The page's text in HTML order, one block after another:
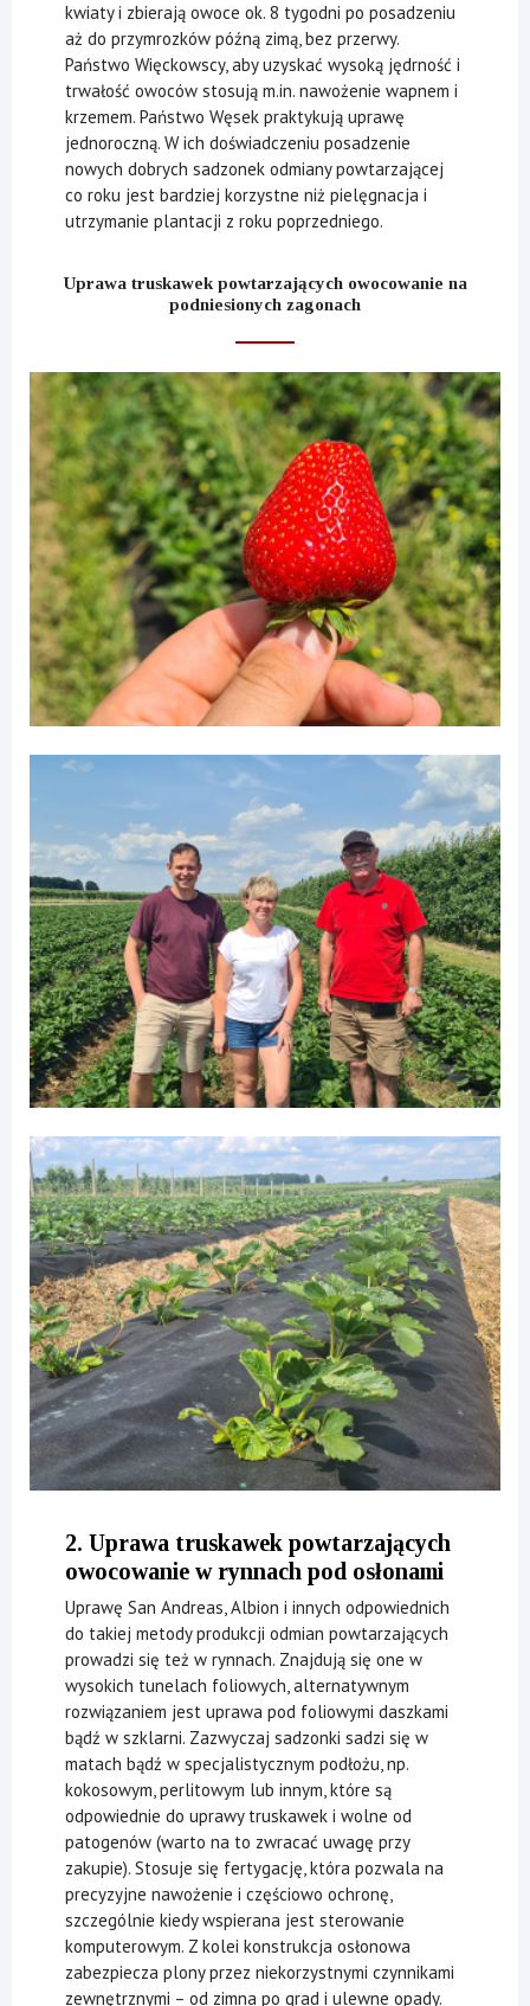
kwiaty i zbierają owoce ok. 8 tygodni po posadzeniu
aż do przymrozków późną zimą, bez przerwy.
Państwo Więckowscy, aby uzyskać wysoką jędrność i
trwałość owoców stosują m.in. nawożenie wapnem i
krzemem. Państwo Węsek praktykują uprawę
jednoroczną. W ich doświadczeniu posadzenie
nowych dobrych sadzonek odmiany powtarzającej
co roku jest bardziej korzystne niż pielęgnacja i
utrzymanie plantacji z roku poprzedniego.
Uprawa truskawek powtarzających owocowanie na
podniesionych zagonach
2. Uprawa truskawek powtarzających
owocowanie w rynnach pod osłonami
Uprawę San Andreas, Albion i innych odpowiednich
do takiej metody produkcji odmian powtarzających
prowadzi się też w rynnach. Znajdują się one w
wysokich tunelach foliowych, alternatywnym
rozwiązaniem jest uprawa pod foliowymi daszkami
bądź w szklarni. Zazwyczaj sadzonki sadzi się w
matach bądź w specjalistycznym podłożu, np.
kokosowym, perlitowym lub innym, które są
odpowiednie do uprawy truskawek i wolne od
patogenów (warto na to zwracać uwagę przy
zakupie). Stosuje się fertygację, która pozwala na
precyzyjne nawożenie i częściowo ochronę,
szczególnie kiedy wspierana jest sterowanie
komputerowym. Z kolei konstrukcja osłonowa
zabezpiecza plony przez niekorzystnymi czynnikami
zewnętrznymi – od zimna po grad i ulewne opady.